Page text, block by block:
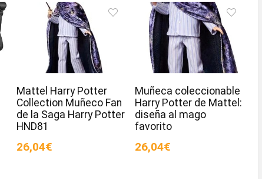
Mattel Harry Potter
Collection Muñeco Fan
de la Saga Harry Potter
HND81
26,04€
Muñeca coleccionable
Harry Potter de Mattel:
diseña al mago
favorito
26,04€